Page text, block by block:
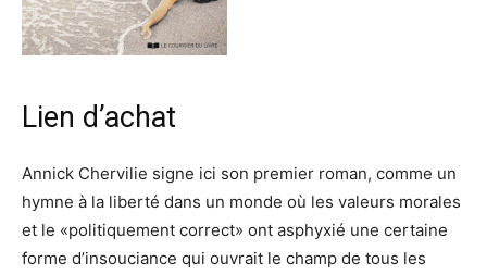
Lien d’achat
Annick Chervilie signe ici son premier roman, comme un
hymne à la liberté dans un monde où les valeurs morales
et le «politiquement correct» ont asphyxié une certaine
forme d’insouciance qui ouvrait le champ de tous les